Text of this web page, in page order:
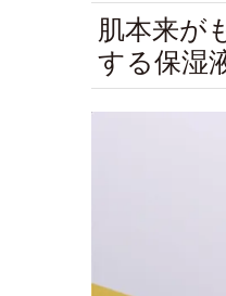
肌本来が
する保湿